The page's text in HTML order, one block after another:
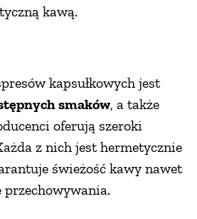
kawą.
kapsułkowych jest
smaków, a także
oferują szeroki
z nich jest hermetycznie
świeżość kawy nawet
przechowywania.